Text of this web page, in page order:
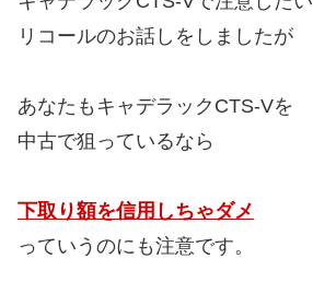
リコールのお話しをしましたが
あなたもキャデラックCTS-Vを
中古で狙っているなら
下取り額を信用しちゃダメ
っていうのにも注意です。